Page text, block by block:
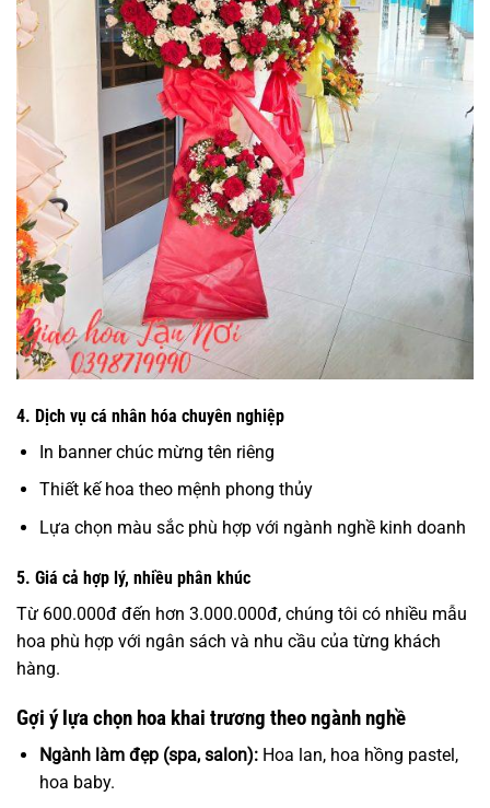
4. Dịch vụ cá nhân hóa chuyên nghiệp
In banner chúc mừng tên riêng
Thiết kế hoa theo mệnh phong thủy
Lựa chọn màu sắc phù hợp với ngành nghề kinh doanh
5. Giá cả hợp lý, nhiều phân khúc
Từ 600.000đ đến hơn 3.000.000đ, chúng tôi có nhiều mẫu
hoa phù hợp với ngân sách và nhu cầu của từng khách
hàng.
Gợi ý lựa chọn hoa khai trương theo ngành nghề
Ngành làm đẹp (spa, salon):Hoa lan, hoa hồng pastel,
hoa baby.